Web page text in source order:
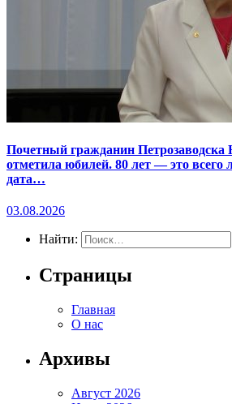
Почетный гражданин Петрозаводска
отметила юбилей. 80 лет — это всего
дата…
03.08.2026
Найти:
Страницы
Главная
О нас
Архивы
Август 2026